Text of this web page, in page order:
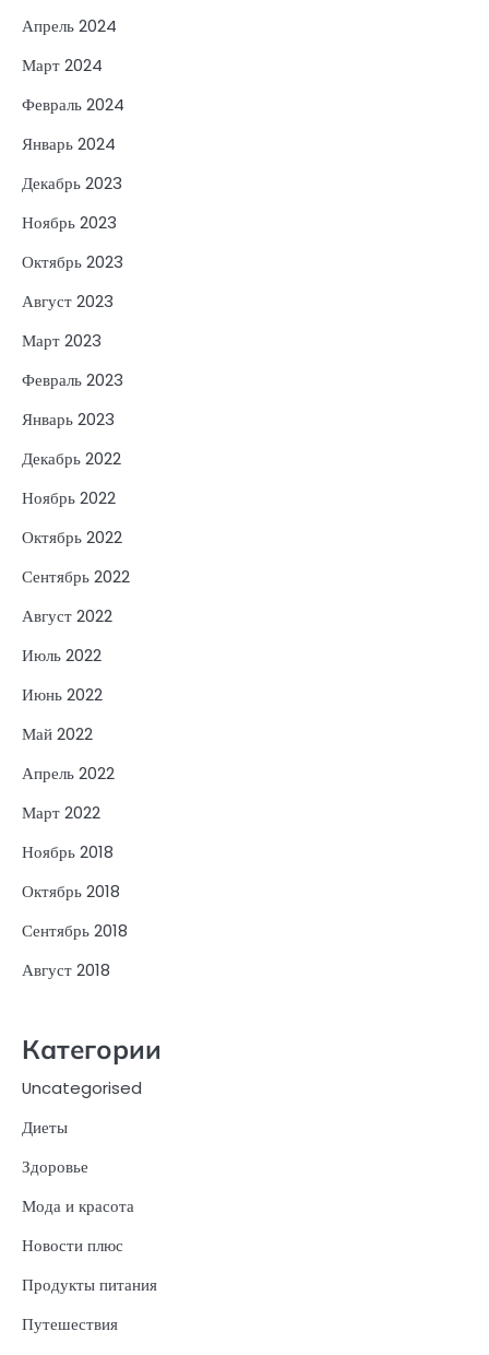
Апрель 2024
Март 2024
Февраль 2024
Январь 2024
Декабрь 2023
Ноябрь 2023
Октябрь 2023
Август 2023
Март 2023
Февраль 2023
Январь 2023
Декабрь 2022
Ноябрь 2022
Октябрь 2022
Сентябрь 2022
Август 2022
Июль 2022
Июнь 2022
Май 2022
Апрель 2022
Март 2022
Ноябрь 2018
Октябрь 2018
Сентябрь 2018
Август 2018
Категории
Uncategorised
Диеты
Здоровье
Мода и красота
Новости плюс
Продукты питания
Путешествия